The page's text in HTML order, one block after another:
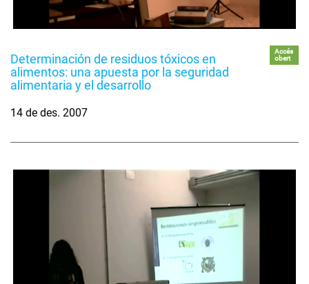
Determinación de residuos tóxicos en
alimentos: una apuesta por la seguridad
alimentaria y el desarrollo
Accés
obert
14 de des. 2007